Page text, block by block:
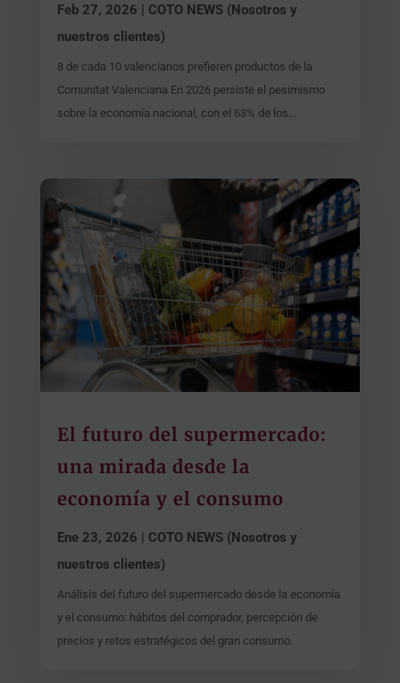
Feb 27, 2026 | COTO NEWS (Nosotros y
nuestros clientes)
8 de cada 10 valencianos prefieren productos de la
Comunitat Valenciana En 2026 persiste el pesimismo
sobre la economía nacional, con el 63% de los...
El futuro del supermercado:
una mirada desde la
economía y el consumo
Ene 23, 2026
COTO NEWS (Nosotros y
nuestros clientes)
Análisis del futuro del supermercado desde la economía
y el consumo: hábitos del comprador, percepción de
precios y retos estratégicos del gran consumo.